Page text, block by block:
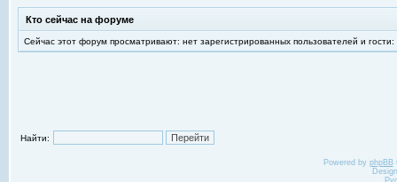
Кто сейчас на форуме
Сейчас этот форум просматривают: нет зарегистрированных пользователей и гости:
Найти:
Powered by phpBB